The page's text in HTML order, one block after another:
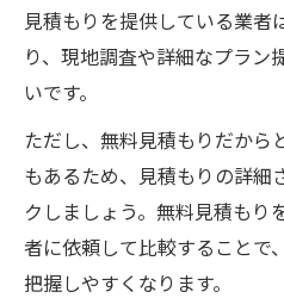
見積もりを提供している業者
り、現地調査や詳細なプラン
いです。
ただし、無料見積もりだから
もあるため、見積もりの詳細
クしましょう。無料見積もり
者に依頼して比較することで
把握しやすくなります。